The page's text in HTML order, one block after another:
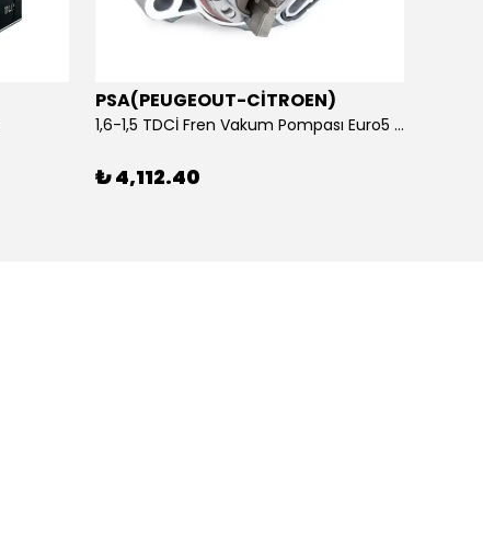
PSA(PEUGEOUT-CİTROEN)
1,6-1,5 TDCİ Fren Vakum Pompası Euro5 2013-2018 | ORİJİNAL
₺ 4,112.40